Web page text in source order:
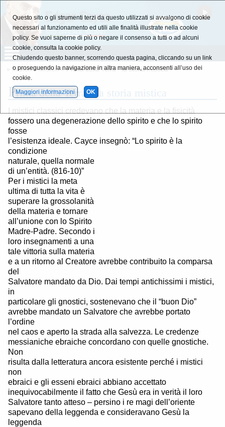
Misteri »Misteri » Prima della Terra - la storia mistica
Prima della Terra - la storia mistica
I mistici classici credevano che la materia e la fisicità
fossero una degenerazione dello spirito e che lo spirito
fosse
l’esistenza ideale. Cayce insegnò: “Lo spirito è la
condizione
naturale, quella normale
di un’entità. (816-10)”
Per i mistici la meta
ultima di tutta la vita è
superare la grossolanità
della materia e tornare
all’unione con lo Spirito
Madre-Padre. Secondo i
loro insegnamenti a una
tale vittoria sulla materia
e a un ritorno al Creatore avrebbe contribuito la comparsa
del
Salvatore mandato da Dio. Dai tempi antichissimi i mistici,
in
particolare gli gnostici, sostenevano che il “buon Dio”
avrebbe mandato un Salvatore che avrebbe portato
l’ordine
nel caos e aperto la strada alla salvezza. Le credenze
messianiche ebraiche concordano con quelle gnostiche.
Non
risulta dalla letteratura ancora esistente perché i mistici
non
ebraici e gli esseni ebraici abbiano accettato
inequivocabilmente il fatto che Gesù era in verità il loro
Salvatore tanto atteso – persino i re magi dell’oriente
sapevano della leggenda e consideravano Gesù la
leggenda
Questo sito o gli strumenti terzi da questo utilizzati si avvalgono di cookie
necessari al funzionamento ed utili alle finalità illustrate nella cookie
policy. Se vuoi saperne di più o negare il consenso a tutti o ad alcuni
cookie, consulta la cookie policy.
Chiudendo questo banner, scorrendo questa pagina, cliccando su un link
o proseguendo la navigazione in altra maniera, acconsenti all’uso dei
cookie.
Maggiori informazioni
OK